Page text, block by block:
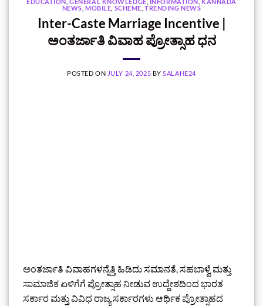
NEWS ,MOBILE SCHEME ,TRENDING NEWS
Inter-Caste Marriage Incentive |
ಅಂತರ್ಜಾತಿ ವಿವಾಹ ಪ್ರೋತ್ಸಾಹ ಧನ
POSTED ON JULY 24, 2025 BYSALAHE24
ಅಂತರ್ಜಾತಿ ವಿವಾಹಗಳನ್ನೆತ್ತಿ ಹಿಡಿದು ಸಮಾನತೆ, ಸಹಬಾಳ್ವೆ ಮತ್ತು
ಸಾಮಾಜಿಕ ಏಳಿಗೆಗೆ ಪ್ರೋತ್ಸಾಹ ನೀಡುವ ಉದ್ದೇಶದಿಂದ ಭಾರತ
ಸರ್ಕಾರ ಮತ್ತು ವಿವಿಧ ರಾಜ್ಯ ಸರ್ಕಾರಗಳು ಆರ್ಥಿಕ ಪ್ರೋತ್ಸಾಹದ